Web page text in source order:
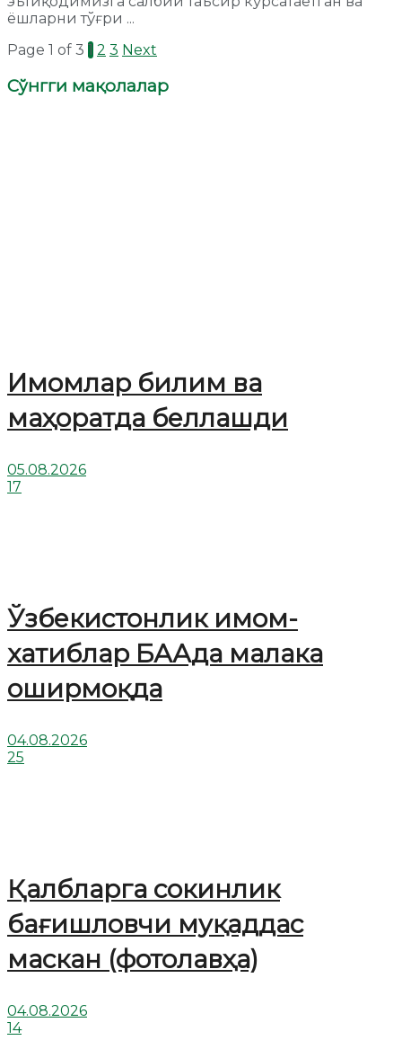
ёшларни тўғри ...
Page 1 of 3 1 2 3 Next
Сўнгги мақолалар
Имомлар билим ва
маҳоратда беллашди
05.08.2026
17
Ўзбекистонлик имом-
хатиблар БААда малака
оширмоқда
04.08.2026
25
Қалбларга сокинлик
бағишловчи муқаддас
маскан (фотолавҳа)
04.08.2026
14